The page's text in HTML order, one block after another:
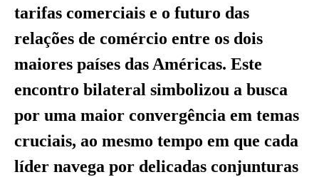
tarifas comerciais e o futuro das
relações de comércio entre os dois
maiores países das Américas. Este
encontro bilateral simbolizou a busca
por uma maior convergência em temas
cruciais, ao mesmo tempo em que cada
líder navega por delicadas conjunturas